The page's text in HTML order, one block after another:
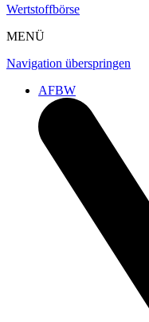
Wertstoffbörse
MENÜ
Navigation überspringen
AFBW